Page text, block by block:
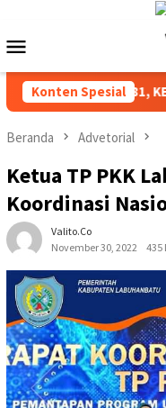
konten
Mobile
Konten Spesial
HUT RI KE-81, KEBUN
Beranda Advetorial
Ketua TP PKK
Koordinasi
Valito.co
November 30, 2022
435